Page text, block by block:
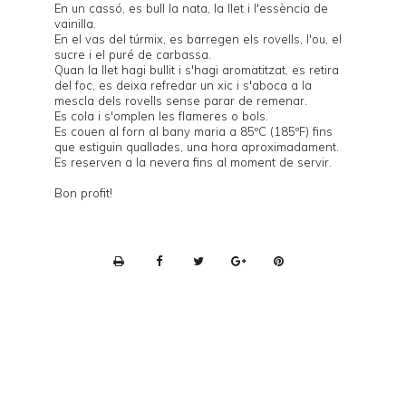
En un cassó, es bull la nata, la llet i l'essència de
vainilla.
En el vas del túrmix, es barregen els rovells, l'ou, el
sucre i el puré de carbassa.
Quan la llet hagi bullit i s'hagi aromatitzat, es retira
del foc, es deixa refredar un xic i s'aboca a la
mescla dels rovells sense parar de remenar.
Es cola i s'omplen les flameres o bols.
Es couen al forn al bany maria a 85ºC (185ºF) fins
que estiguin quallades, una hora aproximadament.
Es reserven a la nevera fins al moment de servir.
Bon profit!